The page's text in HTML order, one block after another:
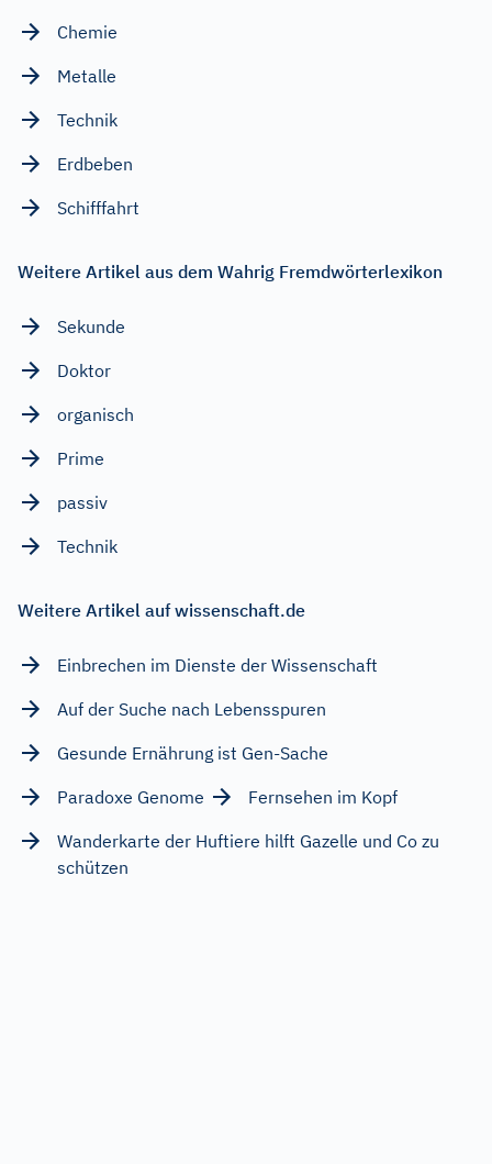
Chemie
Metalle
Technik
Erdbeben
Schifffahrt
Weitere Artikel aus dem Wahrig Fremdwörterlexikon
Sekunde
Doktor
organisch
Prime
passiv
Technik
Weitere Artikel auf wissenschaft.de
Einbrechen im Dienste der Wissenschaft
Auf der Suche nach Lebensspuren
Gesunde Ernährung ist Gen-Sache
Paradoxe Genome
Fernsehen im Kopf
Wanderkarte der Huftiere hilft Gazelle und Co zu
schützen